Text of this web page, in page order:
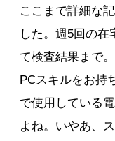
ここまで詳細な
した。週5回の在
て検査結果まで。
PCスキルをお持
で使用している
よね。いやあ、